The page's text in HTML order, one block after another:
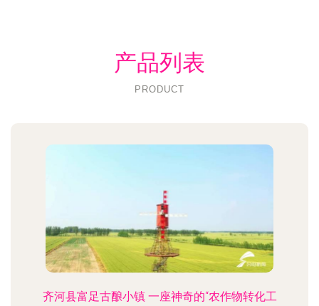
产品列表
PRODUCT
齐河县富足古酿小镇 一座神奇的“农作物转化工